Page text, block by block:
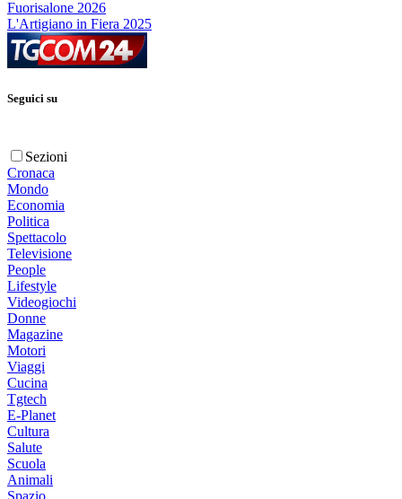
Fuorisalone 2026
L'Artigiano in Fiera 2025
Seguici su
Sezioni
Cronaca
Mondo
Economia
Politica
Spettacolo
Televisione
People
Lifestyle
Videogiochi
Donne
Magazine
Motori
Viaggi
Cucina
Tgtech
E-Planet
Cultura
Salute
Scuola
Animali